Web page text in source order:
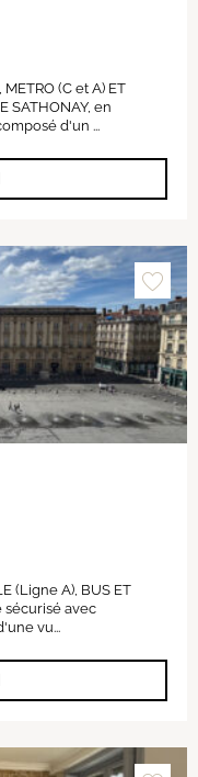
METRO (C et A) ET
SATHONAY, en
d'un ...
(Ligne A), BUS ET
sécurisé avec
vu...